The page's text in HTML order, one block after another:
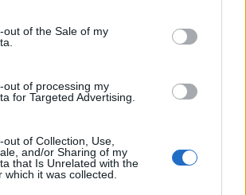
below specified purposes in below Google
out of the Sale of my
out of processing my
for Targeted Advertising.
of Collection, Use,
and/or Sharing of my
that Is Unrelated with the
which it was collected.